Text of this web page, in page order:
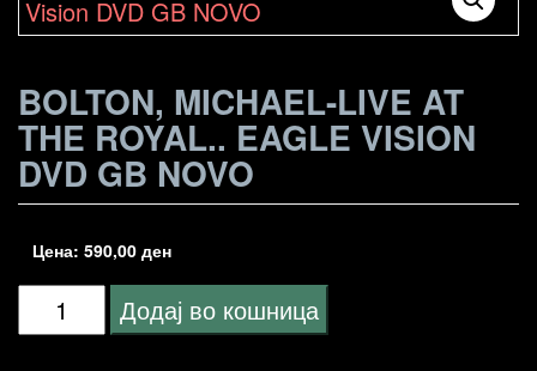
BOLTON, MICHAEL-LIVE AT
THE ROYAL.. EAGLE VISION
DVD GB NOVO
Цена: 590,00 ден
Bolton,
Додај во кошница